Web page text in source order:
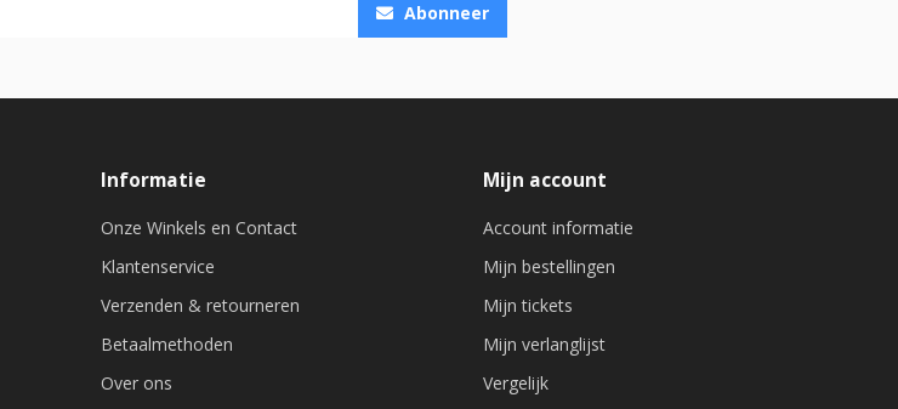
Abonneer
Informatie
Onze Winkels en Contact
Klantenservice
Verzenden & retourneren
Betaalmethoden
Over ons
Mijn account
Account informatie
Mijn bestellingen
Mijn tickets
Mijn verlanglijst
Vergelijk